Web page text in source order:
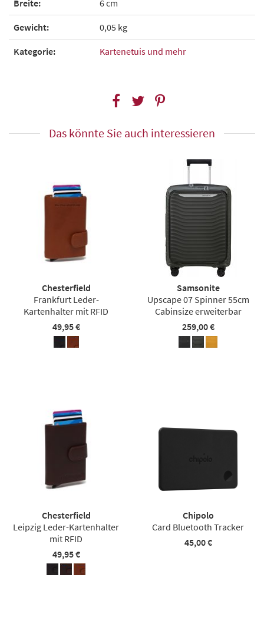
Breite: 6 cm
Gewicht: 0,05 kg
Kategorie: Kartenetuis und mehr
Das könnte Sie auch interessieren
Chesterfield
Frankfurt Leder-
Kartenhalter mit RFID
49,95 €
Samsonite
Upscape 07 Spinner 55cm
Cabinsize erweiterbar
259,00 €
Chesterfield
Leipzig Leder-Kartenhalter
mit RFID
49,95 €
Chipolo
Card Bluetooth Tracker
45,00 €